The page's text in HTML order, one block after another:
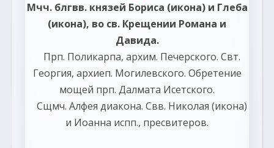
Мчч. блгвв. князей Бориса (икона) и Глеба
(икона), во св. Крещении Романа и
Давида.
Прп. Поликарпа, архим. Печерского. Свт.
Георгия, архиеп. Могилевского. Обретение
мощей прп. Далмата Исетского.
Сщмч. Алфея диакона. Свв. Николая (икона)
и Иоанна испп., пресвитеров.